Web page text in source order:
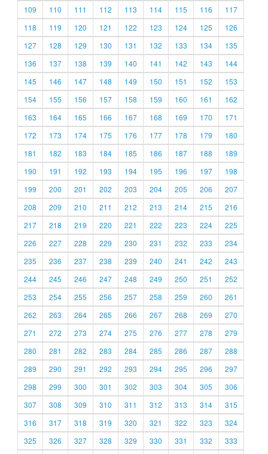
109
110 111 112 113 114 115 116
117
118
119 120 121 122 123 124 125
126
127
128 129 130 131 132 133 134
135
136
137 138 139 140 141 142 143
144
145
146 147 148 149 150 151 152
153
154
155 156 157 158 159 160 161
162
163
164 165 166 167 168 169 170
171
172
173 174 175 176 177 178 179
180
181
182 183 184 185 186 187 188
189
190
191 192 193 194 195 196 197
198
199
200 201 202 203 204 205 206
207
208
209 210 211 212 213 214 215
216
217
218 219 220 221 222 223 224
225
226
227 228 229 230 231 232 233
234
235
236 237 238 239 240 241 242
243
244
245 246 247 248 249 250 251
252
253
254 255 256 257 258 259 260
261
262
263 264 265 266 267 268 269
270
271
272 273 274 275 276 277 278
279
280
281 282 283 284 285 286 287
288
289
290 291 292 293 294 295 296
297
298
299 300 301 302 303 304 305
306
307
308 309 310 311 312 313 314
315
316
317 318 319 320 321 322 323
324
325
326 327 328 329 330 331 332
333